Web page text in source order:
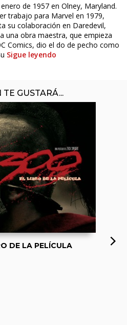
de 1957 en Olney, Maryland.
trabajo para Marvel en 1979,
su colaboración en Daredevil,
una obra maestra, que empieza
Comics, dio el do de pecho como
Sigue leyendo
GUSTARÁ...
DE LA PELÍCULA